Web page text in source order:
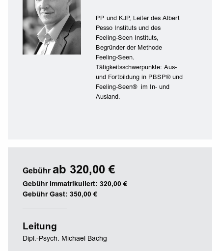
PP und KJP, Leiter des Albert
Pesso Instituts und des
Feeling-Seen Instituts,
Begründer der Methode
Feeling-Seen.
Tätigkeitsschwerpunkte: Aus-
und Fortbildung in PBSP® und
Feeling-Seen® im In- und
Ausland.
Gebühr ab 320,00 €
Gebühr immatrikuliert: 320,00 €
Gebühr Gast: 350,00 €
Leitung
Dipl.-Psych. Michael Bachg